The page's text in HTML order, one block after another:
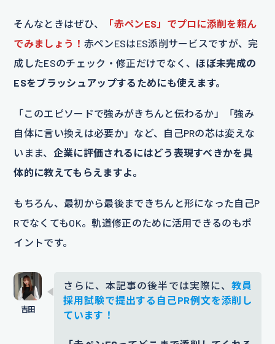
そんなときはぜひ、
「赤ペンES」でプロに添削を頼ん
でみましょう！ 赤ペンESはES添削サービスですが、完
成したESのチェック・修正だけでなく、 ほぼ未完成の
ESをブラッシュアップするためにも使えます。
「このエピソードで強みがきちんと伝わるか」「強み
自体に言い換えは必要か」など、自己PRの芯は変えな
いまま、 企業に評価されるにはどう表現すべきかを具
体的に教えてもらえますよ。
もちろん、最初から最後まできちんと形になった自己P
RでなくてもOK。軌道修正のために活用できるのもポ
イントです。
さらに、本記事の後半では実際に、教員
採用試験で提出する自己PR例文を添削し
ています！